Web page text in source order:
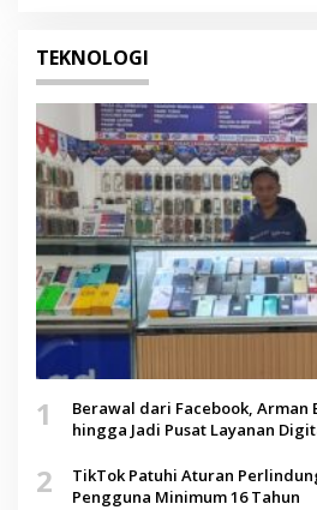
TEKNOLOGI
1
Berawal dari Facebook, Arman
hingga Jadi Pusat Layanan
2
TikTok Patuhi Aturan
Pengguna Minimum 16 Tahun